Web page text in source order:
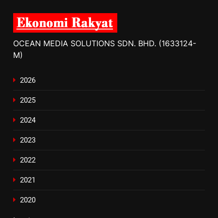
OCEAN MEDIA SOLUTIONS SDN. BHD. (1633124-
M)
2026
2025
2024
2023
2022
2021
2020